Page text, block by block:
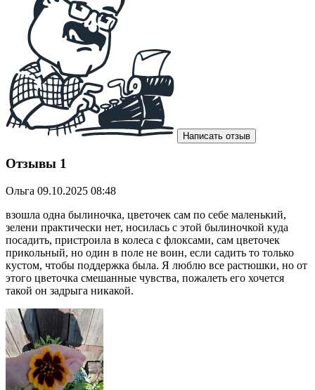
Написать отзыв
Отзывы 1
Ольга 09.10.2025 08:48
взошла одна былиночка, цветочек сам по себе маленький,
зелени практически нет, носилась с этой былиночкой куда
посадить, пристроила в колеса с флоксами, сам цветочек
прикольный, но один в поле не воин, если садить то только
кустом, чтобы поддержка была. Я люблю все растюшки, но от
этого цветочка смешанные чувства, пожалеть его хочется
такой он задрыга никакой.